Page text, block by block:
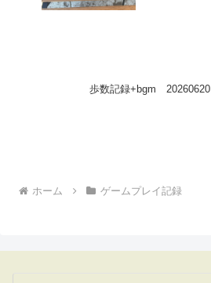
歩数記録+bgm 20260620
ホーム ゲームプレイ記録